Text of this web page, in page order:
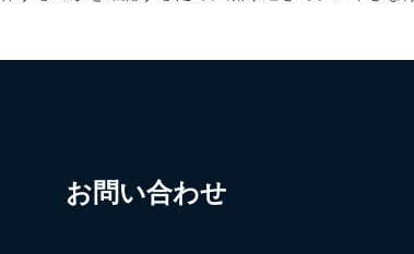
お問い合わせ​